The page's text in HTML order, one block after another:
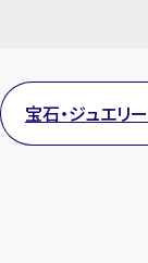
宝石・ジュエリ